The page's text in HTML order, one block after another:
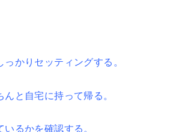
かりセッティングする。
と自宅に持って帰る。
るかを確認する。